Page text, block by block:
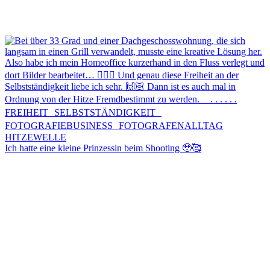
Ich hatte eine kleine Prinzessin beim Shooting 🥹🥰